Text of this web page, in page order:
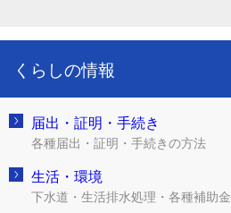
くらしの情報
届出・証明・手続き
各種届出・証明・手続きの方法
生活・環境
下水道・生活排水処理・各種補助金